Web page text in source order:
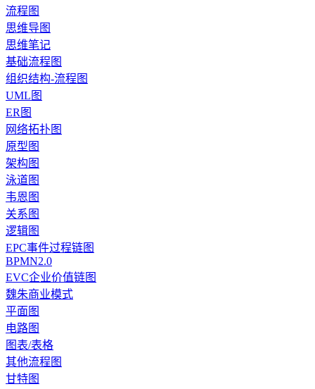
流程图
思维导图
思维笔记
基础流程图
组织结构-流程图
UML图
ER图
网络拓扑图
原型图
架构图
泳道图
韦恩图
关系图
逻辑图
EPC事件过程链图
BPMN2.0
EVC企业价值链图
魏朱商业模式
平面图
电路图
图表/表格
其他流程图
甘特图